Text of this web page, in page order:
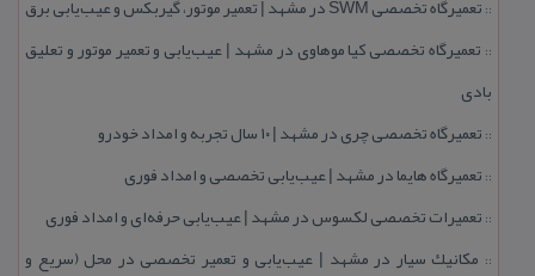
:: تعمیرگاه تخصصی SWM در مشهد | تعمیر موتور، گیربكس و عیب‌یابی برق
:: تعمیرگاه تخصصی كیا موهاوی در مشهد | عیب‌یابی و تعمیر موتور و تعلیق
بادی
:: تعمیرگاه تخصصی چری در مشهد | ۱۰ سال تجربه و امداد خودرو
:: تعمیرگاه هایما در مشهد | عیب‌یابی تخصصی و امداد فوری
:: تعمیرات تخصصی لكسوس در مشهد | عیب‌یابی حرفه‌ای و امداد فوری
:: مكانیك سیار در مشهد | عیب‌یابی و تعمیر تخصصی در محل (سریع و